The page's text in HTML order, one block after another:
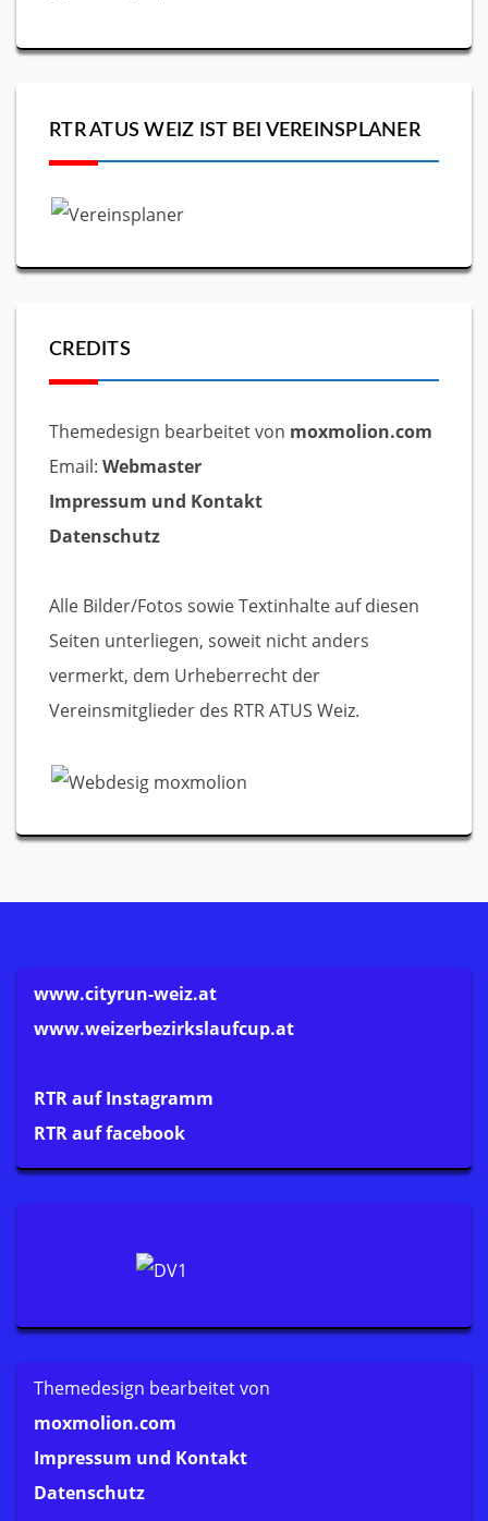
RTR ATUS WEIZ IST BEI VEREINSPLANER
CREDITS
Themedesign bearbeitet von moxmolion.com
Email: Webmaster
Impressum und Kontakt
Datenschutz
Alle Bilder/Fotos sowie Textinhalte auf diesen
Seiten unterliegen, soweit nicht anders
vermerkt, dem Urheberrecht der
Vereinsmitglieder des RTR ATUS Weiz.
www.cityrun-weiz.at
www.weizerbezirkslaufcup.at
RTR auf Instagramm
RTR auf facebook
Themedesign bearbeitet von
moxmolion.com
Impressum und Kontakt
Datenschutz